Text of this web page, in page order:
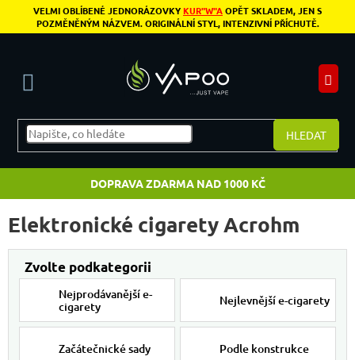
Přejít na obsah
VELMI OBLÍBENÉ JEDNORÁZOVKYKUR"W"AOPĚT SKLADEM, JEN S
POZMĚNĚNÝM NÁZVEM. ORIGINÁLNÍ STYL, INTENZIVNÍ PŘÍCHUTĚ.
HLEDAT
DOPRAVA ZDARMA NAD 1000 KČ
Elektronické cigarety Acrohm
Nejprodávanější e-
cigarety
Nejlevnější e-cigarety
Začátečnické sady Podle konstrukce